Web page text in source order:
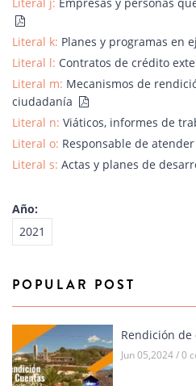
Literal k: Planes y programas en
Literal l: Contratos de crédito
Literal m: Mecanismos de
ciudadanía
Literal n: Viáticos, informes de
Literal o: Responsable de
Literal s: Actas y planes de
Año:
2021
POPULAR POST
Rendición de
Jun 05,2024 / 0